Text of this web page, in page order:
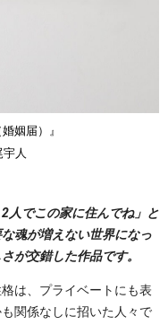
姻届）』
人
人でこの家に住んでね」と
魂が増えない世界になっ
が交錯した作品です。
は、プライベートにも表
関係なしに招いた人々で